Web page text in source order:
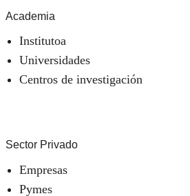
Academia
Institutoa
Universidades
Centros de investigación
Sector Privado
Empresas
Pymes